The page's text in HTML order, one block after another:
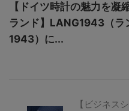
【ドイツ時計の魅力を凝
ランド】LANG1943（ラ
1943）に...
【ビジネス